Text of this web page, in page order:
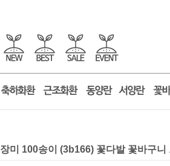
장미 100송이 (3b166) 꽃다발 꽃바구